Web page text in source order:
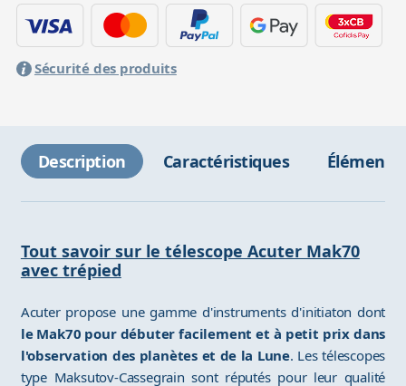
Sécurité des produits
Description Caractéristiques Éléments
Tout savoir sur le télescope Acuter Mak70
avec trépied
Acuter propose une gamme d'instruments d'initiaton dont
le Mak70 pour débuter facilement et à petit prix dans
l'observation des planètes et de la Lune. Les télescopes
type Maksutov-Cassegrain sont réputés pour leur qualité